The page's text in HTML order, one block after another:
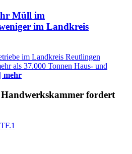
Müll im
im Landkreis
im Landkreis Reutlingen
als 37.000 Tonnen Haus- und
mehr
fordert